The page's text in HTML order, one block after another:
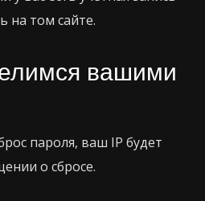
на том сайте.
вашими
пароля, ваш IP будет
о сбросе.